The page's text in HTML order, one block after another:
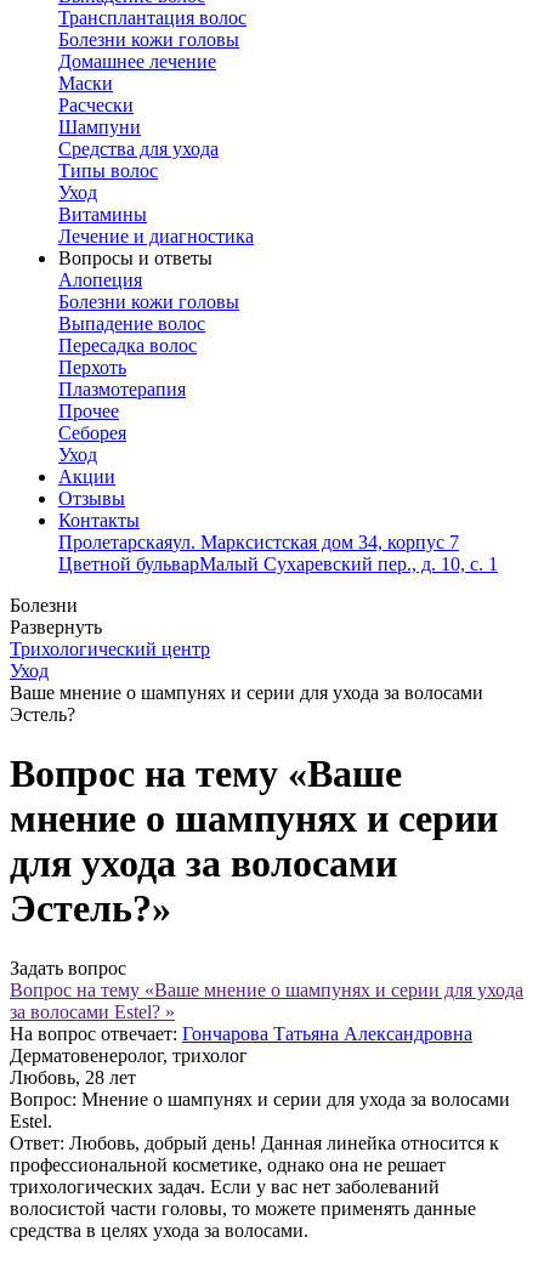
Трансплантация волос
Болезни кожи головы
Домашнее лечение
Маски
Расчески
Шампуни
Средства для ухода
Типы волос
Уход
Витамины
Лечение и диагностика
Вопросы и ответы
Алопеция
Болезни кожи головы
Выпадение волос
Пересадка волос
Перхоть
Плазмотерапия
Прочее
Себорея
Уход
Акции
Отзывы
Контакты
Пролетарскаяул. Марксистская дом 34, корпус 7
Цветной бульварМалый Сухаревский пер., д. 10, с. 1
Болезни
Развернуть
Трихологический центр
Уход
Ваше мнение о шампунях и серии для ухода за волосами
Эстель?
Вопрос на тему «Ваше
мнение о шампунях и серии
для ухода за волосами
Эстель?»
Задать вопрос
Вопрос на тему «Ваше мнение о шампунях и серии для ухода
за волосами Estel? »
На вопрос отвечает: Гончарова Татьяна Александровна
Дерматовенеролог, трихолог
Любовь, 28 лет
Вопрос: Мнение о шампунях и серии для ухода за волосами
Estel.
Ответ: Любовь, добрый день! Данная линейка относится к
профессиональной косметике, однако она не решает
трихологических задач. Если у вас нет заболеваний
волосистой части головы, то можете применять данные
средства в целях ухода за волосами.